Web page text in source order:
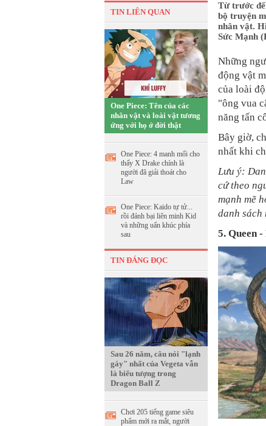
TIN LIÊN QUAN
One Piece: Tên của các
nhân vật và loài vật tương
ứng với họ ở đời thật
One Piece: 4 manh mối cho
thấy X Drake chính là
người đã giải thoát cho
Law
One Piece: Kaido tự tử...
rồi đánh bại liên minh Kid
và những uẩn khúc phía
sau
TIN ĐÁNG ĐỌC
Sau 26 năm, câu nói "lạnh
gáy" nhất của Vegeta vẫn
là biểu tượng trong
Dragon Ball Z
Chơi 205 tiếng game siêu
phẩm mới ra mắt, người
Từ trước
bộ truyện
nhân vật.
Sức Mạnh
Những
động vật
của loài
"ông vua
năng tấn
Bây giờ,
nhất khi
Lưu ý:
cứ theo
mạnh mẽ
danh sách
5. Queen-